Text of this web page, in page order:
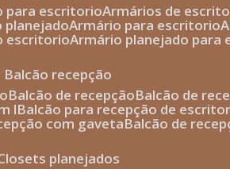
para escritorio armários de
planejado armário para escritorio
escritorio armário planejado
balcão recepção
balcão de recepção balcão de
l balcão para recepção de
com gaveta balcão de
closets planejados